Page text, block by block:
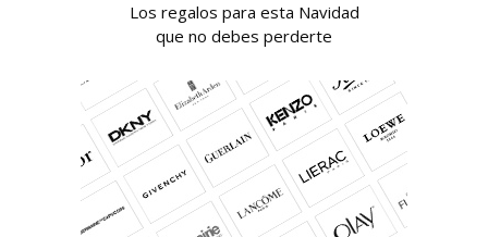
Los regalos para esta Navidad
que no debes perderte